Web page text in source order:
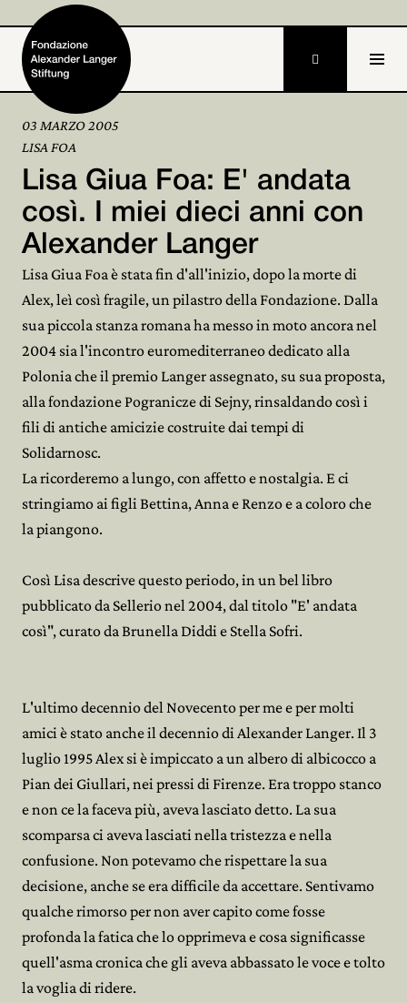
Fondazione
Attività e progetti
Alexander Langer
Archivio 
Partecipa

03 MARZO 2005
LISA FOA
Lisa Giua Foa: E' andata
così. I miei dieci anni con
Alexander Langer
Lisa Giua Foa è stata fin d'all'inizio, dopo la morte di
Alex, leì così fragile, un pilastro della Fondazione. Dalla
sua piccola stanza romana ha messo in moto ancora nel
2004 sia l'incontro euromediterraneo dedicato alla
Polonia che il premio Langer assegnato, su sua proposta,
alla fondazione Pogranicze di Sejny, rinsaldando così i
fili di antiche amicizie costruite dai tempi di
Solidarnosc.
La ricorderemo a lungo, con affetto e nostalgia. E ci
stringiamo ai figli Bettina, Anna e Renzo e a coloro che
la piangono.
Così Lisa descrive questo periodo, in un bel libro
pubblicato da Sellerio nel 2004, dal titolo "E' andata
così", curato da Brunella Diddi e Stella Sofri.
L'ultimo decennio del Novecento per me e per molti
amici è stato anche il decennio di Alexander Langer. Il 3
luglio 1995 Alex si è impiccato a un albero di albicocco a
Pian dei Giullari, nei pressi di Firenze. Era troppo stanco
e non ce la faceva più, aveva lasciato detto. La sua
scomparsa ci aveva lasciati nella tristezza e nella
confusione. Non potevamo che rispettare la sua
decisione, anche se era difficile da accettare. Sentivamo
qualche rimorso per non aver capito come fosse
profonda la fatica che lo opprimeva e cosa significasse
quell'asma cronica che gli aveva abbassato le voce e tolto
la voglia di ridere.